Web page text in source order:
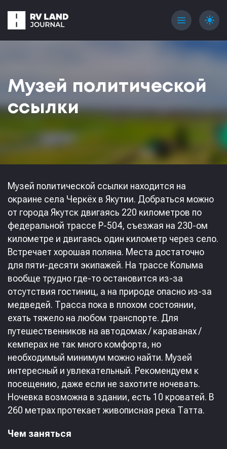
menu light_mode
Музей политической
ссылки
Музей политической ссылки находится на
окраине села Черкёх в Якутии. Добраться можно
от города Якутск двигаясь 220 километров по
федеральной трассе Р-504, съезжая на 230-ом
километре и двигаясь один километр через село.
Встречает хорошая поляна. Места достаточно
для пяти-десяти экипажей. На трассе Колыма
вообще трудно где-то остановится из-за
отсутствия гостиниц, а на природе опасно из-за
медведей. Трасса пока в плохом состоянии,
ехать тяжело на любом транспорте. Для
путешественников на автодомах / караванах /
кемперах не так много комфорта, но
необходимый минимум можно найти. Музей
интересный и увлекательный. Рекомендуем к
посещению, даже если не захотите ночевать.
Ночевка возможна в здании, есть 10 кроватей. В
260 метрах протекает живописная река Татта.
Чем заняться